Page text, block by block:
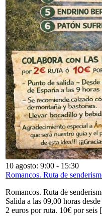
10 agosto: 9:00 - 15:30
Romancos. Ruta de
Romancos. Ruta de
Salida a las 09,00 horas
2 euros por ruta. 10€ por